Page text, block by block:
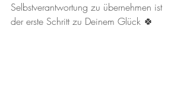
Selbstverantwortung zu übernehmen ist
der erste Schritt zu Deinem Glück 🍀